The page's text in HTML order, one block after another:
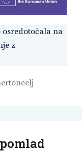
osredotočala na
z